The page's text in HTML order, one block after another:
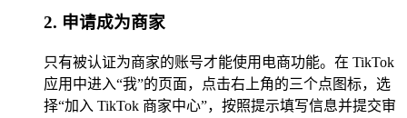
2. 申请成为商家
只有被认证为商家的账号才能使用电商功能。在 TikTok
应用中进入“我”的页面，点击右上角的三个点图标，选
择“加入 TikTok 商家中心”，按照提示填写信息并提交审